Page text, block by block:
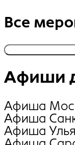
Все
Афиши
Афиша
Афиша
Афиша